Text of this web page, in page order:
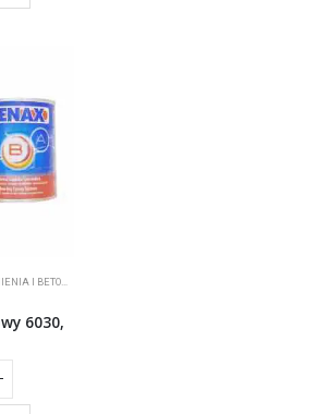
ŚRODKI CHEMICZNE DO KAMIENIA I BETONU
6030,